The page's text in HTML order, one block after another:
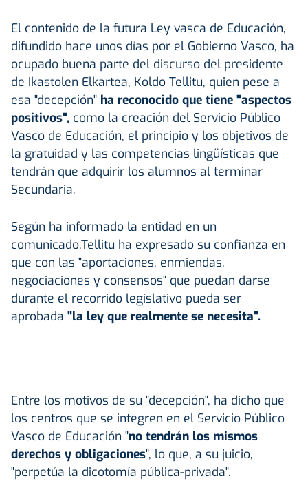
El contenido de la futura Ley vasca de Educación,
difundido hace unos días por el Gobierno Vasco, ha
ocupado buena parte del discurso del presidente
de Ikastolen Elkartea, Koldo Tellitu, quien pese a
esa "decepción" ha reconocido que tiene "aspectos
positivos", como la creación del Servicio Público
Vasco de Educación, el principio y los objetivos de
la gratuidad y las competencias lingüísticas que
tendrán que adquirir los alumnos al terminar
Secundaria.
Según ha informado la entidad en un
comunicado,Tellitu ha expresado su confianza en
que con las "aportaciones, enmiendas,
negociaciones y consensos" que puedan darse
durante el recorrido legislativo pueda ser
aprobada "la ley que realmente se necesita".
Entre los motivos de su "decepción", ha dicho que
los centros que se integren en el Servicio Público
Vasco de Educación "no tendrán los mismos
derechos y obligaciones", lo que, a su juicio,
"perpetúa la dicotomía pública-privada".